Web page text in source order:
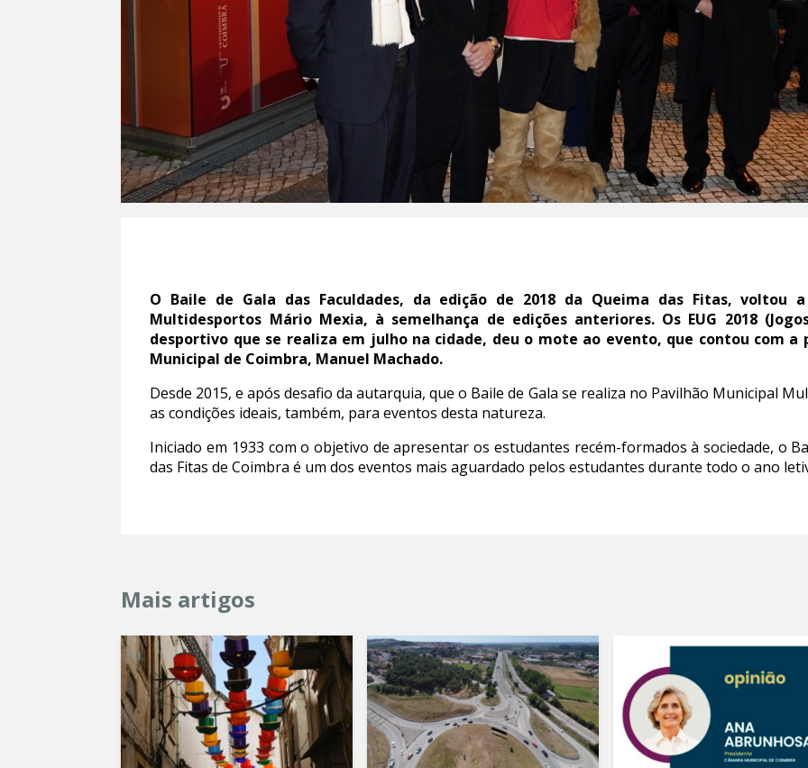
O Baile de Gala das Faculdades, da edição de 2018 da Queima das Fitas, voltou
Multidesportos Mário Mexia, à semelhança de edições anteriores. Os EUG 2018
desportivo que se realiza em julho na cidade, deu o mote ao evento, que contou com a
Municipal de Coimbra, Manuel Machado.
Desde 2015, e após desafio da autarquia, que o Baile de Gala se realiza no Pavilhão Municipal
as condições ideais, também, para eventos desta natureza.
Iniciado em 1933 com o objetivo de apresentar os estudantes recém-formados à sociedade, o
das Fitas de Coimbra é um dos eventos mais aguardado pelos estudantes durante todo o ano
Mais artigos